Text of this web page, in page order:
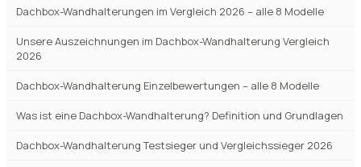
Wie sicher ist die Twinny Load Wandhalterung für
beste-testsieger.de